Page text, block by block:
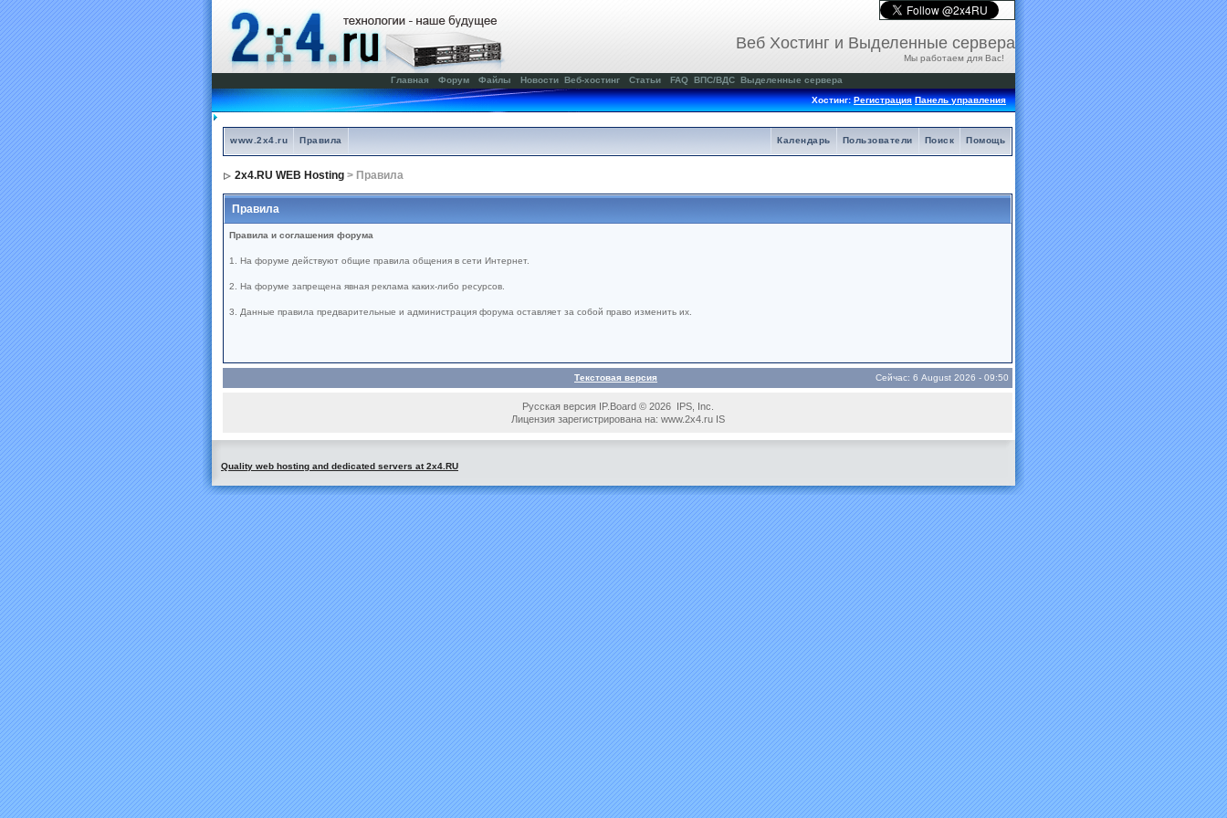
Веб Хостинг и Выделенные сервера
Мы работаем для Вас!
Главная Форум Файлы Новости Веб-хостинг Статьи FAQ ВПС/ВДС Выделенные сервера
Хостинг:Регистрация Панель управления
www.2x4.ru Правила Помощь
Поиск
Пользователи
Календарь
2x4.RU WEB Hosting > Правила
Правила
Правила и соглашения форума
1. На форуме действуют общие правила общения в сети Интернет.
2. На форуме запрещена явная реклама каких-либо ресурсов.
3. Данные правила предварительные и администрация форума оставляет за собой право изменить их.
Текстовая версия Сейчас: 6 August 2026 - 09:50
Русская версия IP.Board © 2026 IPS, Inc.
Лицензия зарегистрирована на: www.2x4.ru IS
Quality web hosting and dedicated servers at 2x4.RU